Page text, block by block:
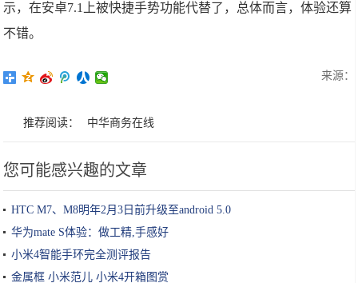
示，在安卓7.1上被快捷手势功能代替了，总体而言，体验还算
不错。
来源：
推荐阅读： 中华商务在线
您可能感兴趣的文章
HTC M7、M8明年2月3日前升级至android 5.0
华为mate S体验：做工精,手感好
小米4智能手环完全测评报告
金属框 小米范儿 小米4开箱图赏